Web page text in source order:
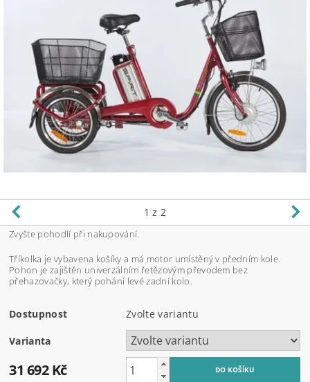
1 z 2
Zvyšte pohodlí při nakupování.
Tříkolka je vybavena košíky a má motor umístěný v předním kole.
Pohon je zajištěn univerzálním řetězovým převodem bez
přehazovačky, který pohání levé zadní kolo.
Dostupnost Zvolte variantu
Varianta
31 692 Kč